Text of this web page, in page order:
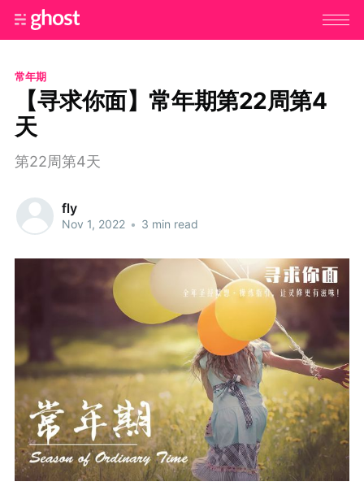
常年期
【寻求你面】常年期第22周第4
天
第22周第4天
fly
Nov 1, 2022 • 3 min read